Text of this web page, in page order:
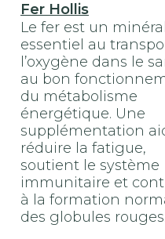
Fer Hollis
Le fer est un minéral
essentiel au
l’oxygène dans le
au bon
du métabolisme
énergétique. Une
supplémentation
réduire la fatigue,
soutient le système
immunitaire et
à la formation
des globules rouges.